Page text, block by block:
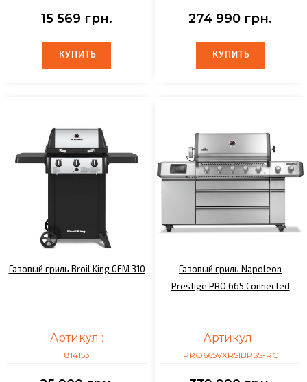
15 569 грн.
КУПИТЬ
КУПИТЬ
274 990 грн.
КУПИТЬ
КУПИТЬ
Газовый гриль Broil King GEM 310
Артикул :
814153
Газовый гриль Napoleon
Prestige PRO 665 Connected
Артикул :
PRO665VXRSIBPSS-RC